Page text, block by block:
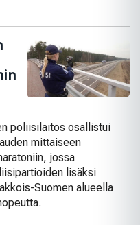
poliisilaitos osallistui
mittaiseen
jossa
lisäksi
Suomen alueella